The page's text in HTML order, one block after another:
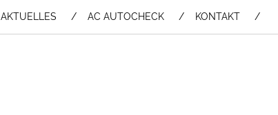
AKTUELLES AC AUTOCHECK KONTAKT